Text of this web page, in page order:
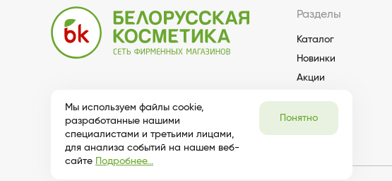
Разделы
Каталог
Новинки
Акции
Мы используем файлы cookie,
разработанные нашими
специалистами и третьими лицами,
для анализа событий на нашем веб-
сайте Подробнее...
Понятно